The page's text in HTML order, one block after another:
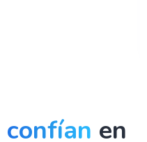
confían en